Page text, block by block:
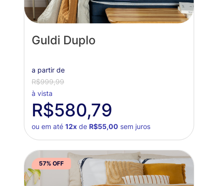
Guldi Duplo
a partir de
R$999,99
à vista
R$580,79
ou em até 12xde R$55,00 sem juros
57% OFF